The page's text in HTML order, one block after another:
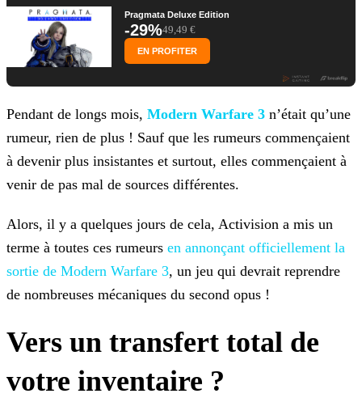
Pragmata Deluxe Edition
-29%49,49 €
EN PROFITER
Pendant de longs mois, Modern Warfare 3 n’était qu’une
rumeur, rien de plus ! Sauf que les rumeurs commençaient
à devenir plus insistantes et surtout, elles commençaient à
venir de pas mal de sources différentes.
Alors, il y a quelques jours de cela, Activision a mis un
terme à toutes ces rumeurs en annonçant officiellement la
sortie de Modern Warfare 3, un jeu qui devrait reprendre
de nombreuses mécaniques du second opus !
Vers un transfert total de
votre inventaire ?